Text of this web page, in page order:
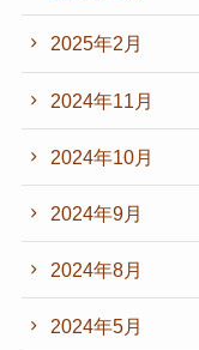
2025年2月
2024年11月
2024年10月
2024年9月
2024年8月
2024年5月